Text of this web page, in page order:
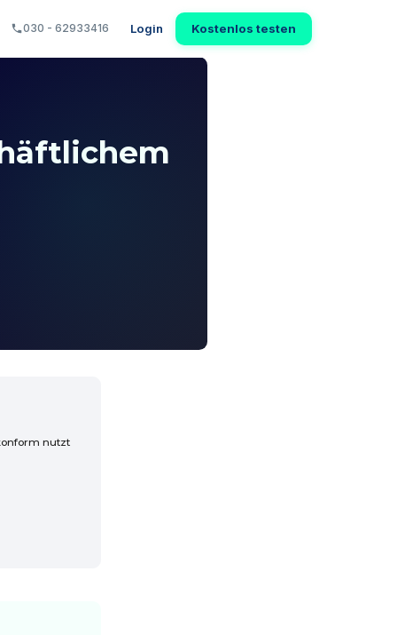
030 - 62933416 Login Kostenlos testen
nutzt